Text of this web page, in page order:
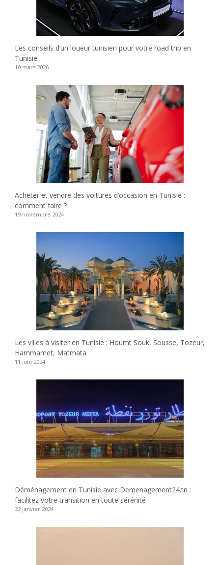
Les conseils d’un loueur tunisien pour votre road trip en
Tunisie
10 mars 2026
Acheter et vendre des voitures d’occasion en Tunisie :
comment faire ?
19 novembre 2024
Les villes à visiter en Tunisie : Houmt Souk, Sousse, Tozeur,
Hammamet, Matmata
11 juin 2024
Déménagement en Tunisie avec Demenagement24.tn :
facilitez votre transition en toute sérénité
22 janvier 2024